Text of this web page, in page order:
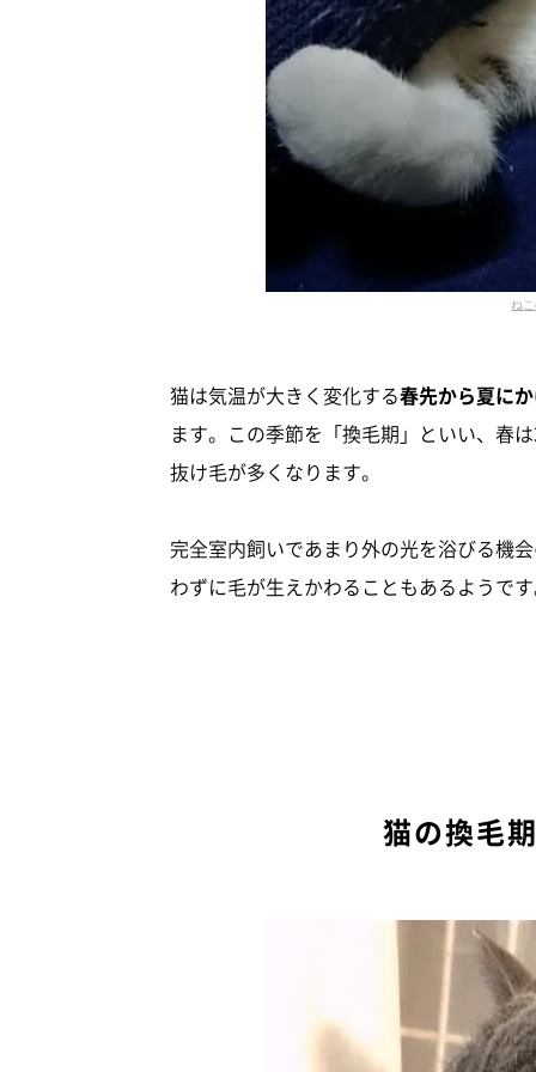
ね
猫は気温が大きく変化する春先から夏に
ます。この季節を「換毛期」といい、春
抜け毛が多くなります。
完全室内飼いであまり外の光を浴びる機
わずに毛が生えかわることもあるようで
猫の換毛